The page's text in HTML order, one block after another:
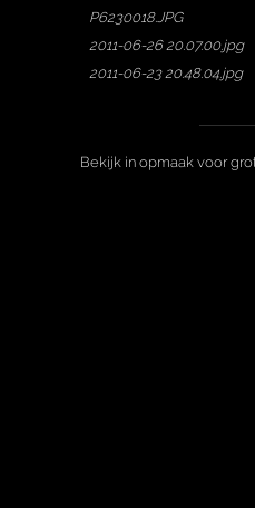
P6230018.JPG
2011-06-26 20.07.00.jpg
2011-06-23 20.48.04.jpg
Bekijk in opmaak voor